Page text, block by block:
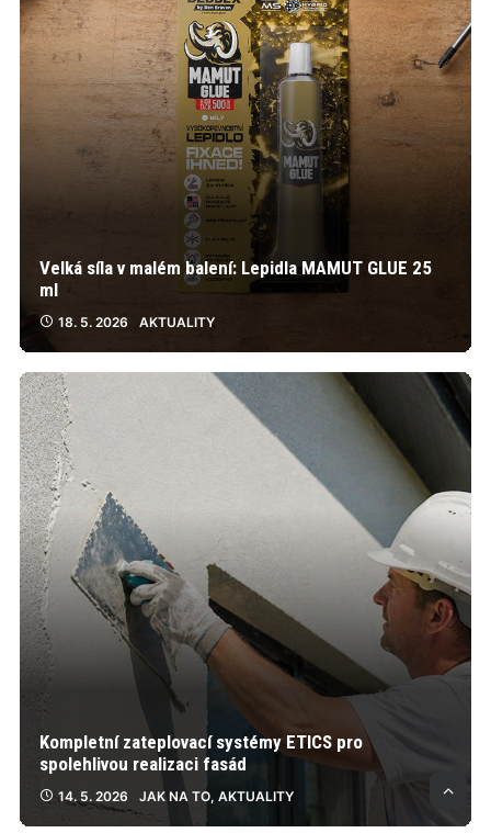
Velká síla v malém balení: Lepidla MAMUT GLUE 25
ml
18. 5. 2026 AKTUALITY
Kompletní zateplovací systémy ETICS pro
spolehlivou realizaci fasád
14. 5. 2026 JAK NA TO, AKTUALITY